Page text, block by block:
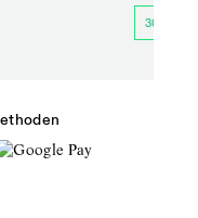
30 TAGE